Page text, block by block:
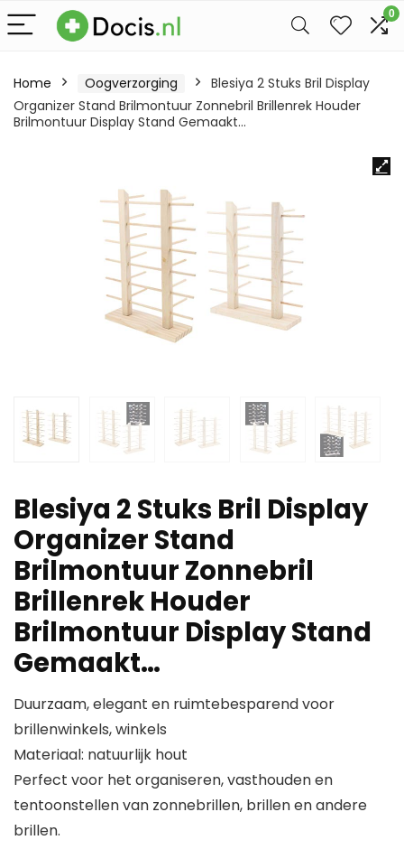
0
Home Oogverzorging
Blesiya 2 Stuks Bril Display
Organizer Stand Brilmontuur Zonnebril Brillenrek Houder
Brilmontuur Display Stand Gemaakt…
Blesiya 2 Stuks Bril Display
Organizer Stand
Brilmontuur Zonnebril
Brillenrek Houder
Brilmontuur Display Stand
Gemaakt…
Duurzaam, elegant en ruimtebesparend voor
brillenwinkels, winkels
Materiaal: natuurlijk hout
Perfect voor het organiseren, vasthouden en
tentoonstellen van zonnebrillen, brillen en andere
brillen.